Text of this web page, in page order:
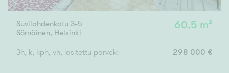
Suvilahdenkatu 3-5
Sörnäinen, Helsinki
60,5 m²
3h, k, kph, vh, lasitettu parveke 298 000 €